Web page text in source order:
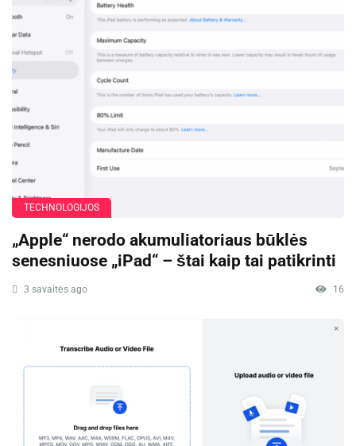
TECHNOLOGIJOS
„Apple“ nerodo akumuliatoriaus būklės
senesniuose „iPad“ – štai kaip tai patikrinti
3 savaitės ago 16